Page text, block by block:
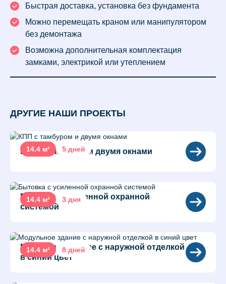
Быстрая доставка, установка без фундамента
Можно перемещать краном или манипулятором
без демонтажа
Возможна дополнительная комплектация
замками, электрикой или утеплением
ДРУГИЕ НАШИ ПРОЕКТЫ
14.4 м² 5 дней
КПП с тамбуром и двумя окнами
14.4 м² 3 дня
Бытовка с усиленной охранной
системой
14.4 м² 8 дней
Модульное здание с наружной отделкой
в синий цвет